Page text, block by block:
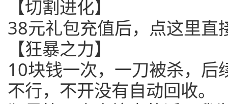
【切割进化】
38元礼包充值后，点这里直
【狂暴之力】
10块钱一次，一刀被杀，后
不行，不开没有自动回收。